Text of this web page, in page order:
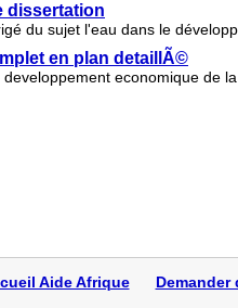
dissertation
du sujet l'eau dans le
en plan detaillÃ©
economique de
Aide Afrique Demander